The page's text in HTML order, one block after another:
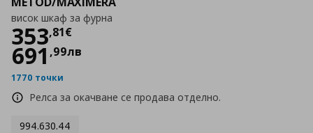
висок шкаф за фурна
353,81€
Цена
691 ,99лв
1770 точки
Релса за окачване се продава отделно.
994.630.44